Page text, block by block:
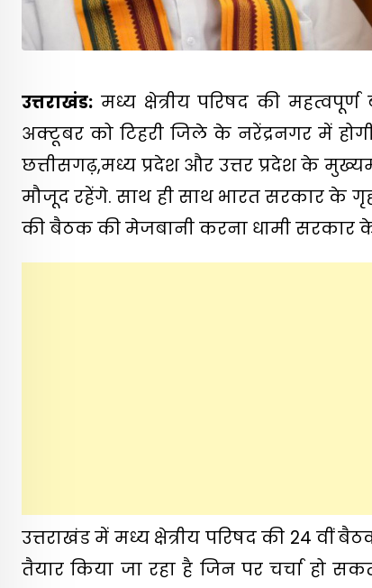
उत्तराखंड: मध्य क्षेत्रीय परिषद की
अक्टूबर को टिहरी जिले के नरेंद्रनगर में
छत्तीसगढ़,मध्य प्रदेश और उत्तर प्रदेश के
मौजूद रहेंगे. साथ ही साथ भारत सरकार के
की बैठक की मेजबानी करना धामी सरकार
उत्तराखंड में मध्य क्षेत्रीय परिषद की 24 वीं
तैयार किया जा रहा है जिन पर चर्चा हो